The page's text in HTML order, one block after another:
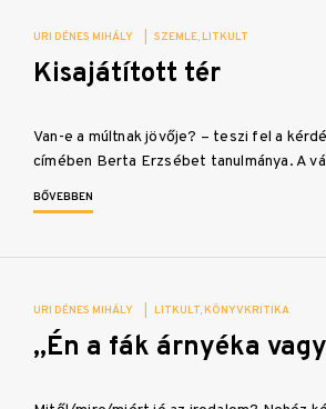
URI DÉNES MIHÁLY SZEMLE LITKULT
Kisajátított tér
Van-e a múltnak jövője? – teszi fel a
címében Berta Erzsébet tanulmánya. A
BŐVEBBEN
URI DÉNES MIHÁLY LITKULT KÖNYVKRITIKA
„Én a fák árnyéka